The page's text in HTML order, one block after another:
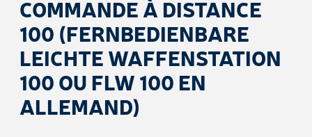
COMMANDE À DISTANCE
100 (FERNBEDIENBARE
LEICHTE WAFFENSTATION
100 OU FLW 100 EN
ALLEMAND)